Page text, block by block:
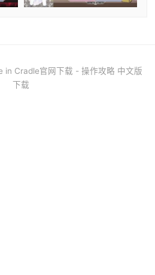
Cradle官网下载 - 操作攻略 中文版
下载